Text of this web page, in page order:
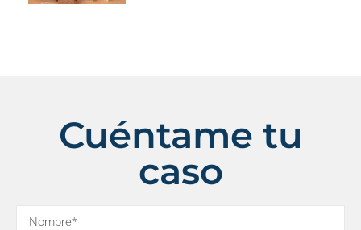
Cuéntame tu
caso